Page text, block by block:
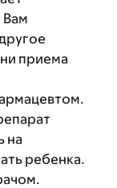
Вам
приема
на
ребенка.